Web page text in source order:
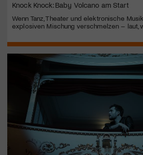
Knock Knock: Baby Volcano am Start
Wenn Tanz, Theater und elektronische
explosiven Mischung verschmelzen – laut,